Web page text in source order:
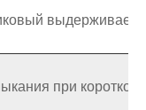
при коротком